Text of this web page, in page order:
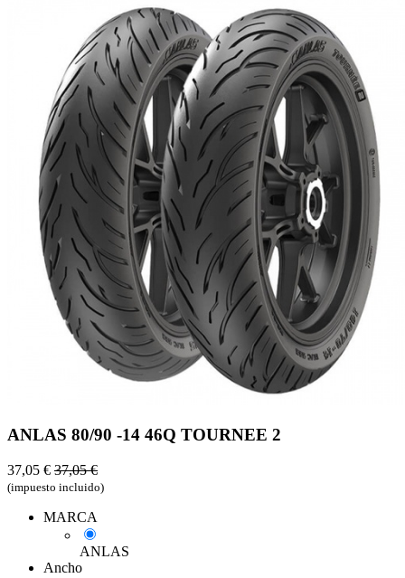
ANLAS 80/90 -14 46Q TOURNEE 2
37,05 € 37,05€
(impuesto incluido)
MARCA
ANLAS
Ancho